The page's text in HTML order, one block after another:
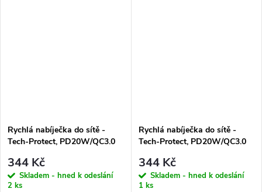
Rychlá nabíječka do sítě -
Tech-Protect, PD20W/QC3.0
344 Kč
Skladem - hned k odeslání
2 ks
Rychlá nabíječka do sítě -
Tech-Protect, PD20W/QC3.0
344 Kč
Skladem - hned k odeslání
1 ks